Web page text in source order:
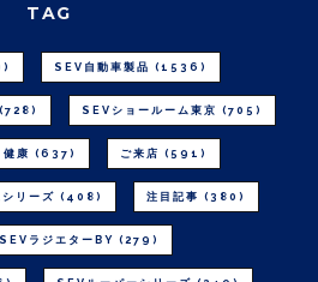
TAG
SEV自動車製品 (1536)
(728) SEVショールーム東京 (705)
健康 (637) ご来店 (591)
リーズ (408) 注目記事 (380)
SEVラジエターBY (279)